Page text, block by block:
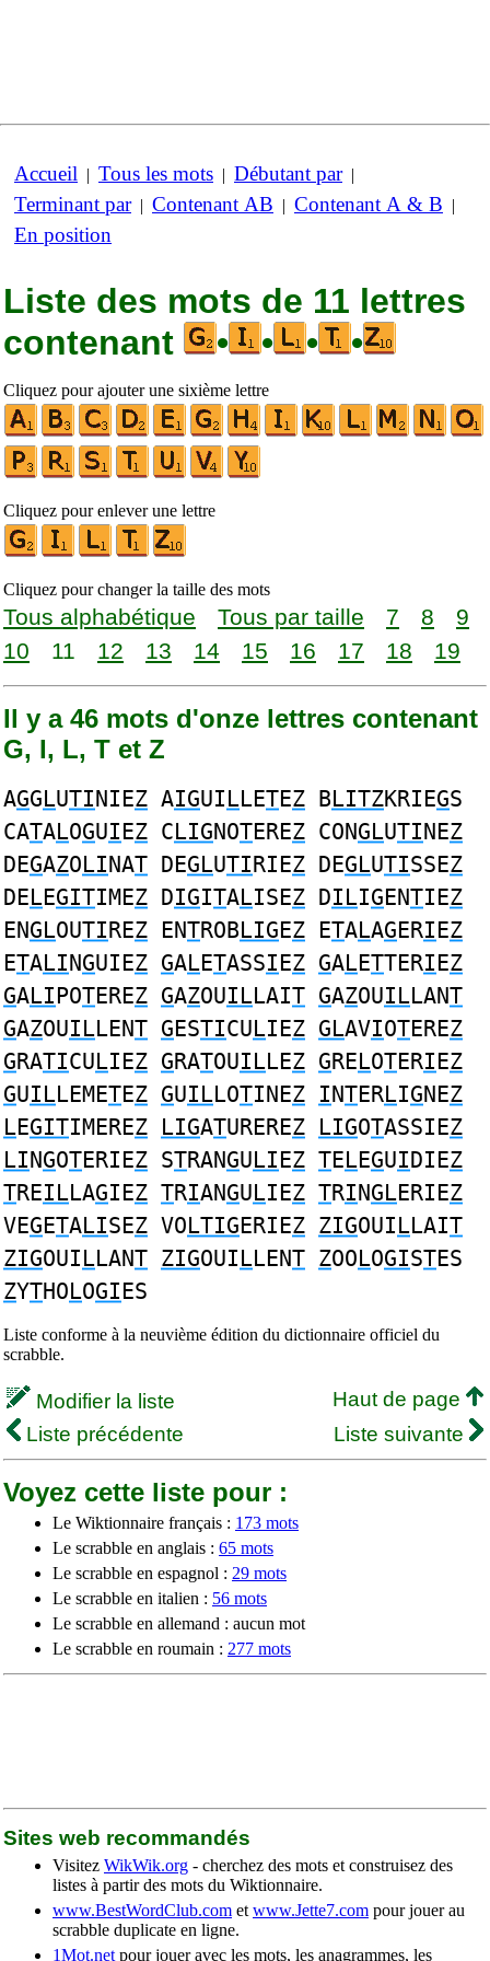
Accueil | Tous les mots | Débutant par|
Terminant par| Contenant AB | Contenant A & B |
En position
Liste des mots de 11 lettres
contenant
• • • •
Cliquez pour ajouter une sixième lettre
Cliquez pour enlever une lettre
Cliquez pour changer la taille des mots
Tous alphabétique Tous par taille 7 8
9
10
11 12 13 14 15 16 17 18 19
Il y a 46 mots d'onze lettres contenant
G, I, L, T et Z
AGGLUTINIEZ AIGUILLETEZ BLITZKRIEGS
CATALOGUIEZ CLIGNOTEREZ CONGLUTINEZ
DEGAZOLINAT DEGLUTIRIEZ DEGLUTISSEZ
DELEGITIMEZ DIGITALISEZ DILIGENTIEZ
ENGLOUTIREZ ENTROBLIGEZ ETALAGERIEZ
ETALINGUIEZ GALETASSIEZ GALETTERIEZ
GALIPOTEREZ GAZOUILLAIT GAZOUILLANT
GAZOUILLENT GESTICULIEZ GLAVIOTEREZ
GRATICULIEZ GRATOUILLEZ GRELOTERIEZ
GUILLEMETEZ GUILLOTINEZ INTERLIGNEZ
LEGITIMEREZ LIGATUREREZ LIGOTASSIEZ
LINGOTERIEZ STRANGULIEZ TELEGUIDIEZ
TREILLAGIEZ TRIANGULIEZ TRINGLERIEZ
VEGETALISEZ VOLTIGERIEZ ZIGOUILLAIT
ZIGOUILLANT ZIGOUILLENT ZOOLOGISTES
ZYTHOLOGIES
Liste conforme à la neuvième édition du dictionnaire officiel du
scrabble.
Modifier la liste
Haut de page
Liste précédente
Liste suivante
Voyez cette liste pour :
Le Wiktionnaire français : 173 mots
Le scrabble en anglais : 65 mots
Le scrabble en espagnol : 29 mots
Le scrabble en italien : 56 mots
Le scrabble en allemand : aucun mot
Le scrabble en roumain : 277 mots
Sites web recommandés
Visitez WikWik.org - cherchez des mots et construisez des
listes à partir des mots du Wiktionnaire.
www.BestWordClub.com et www.Jette7.com pour jouer au
scrabble duplicate en ligne.
1Mot.net pour jouer avec les mots, les anagrammes, les